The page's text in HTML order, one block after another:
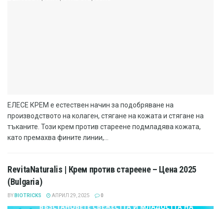
ЕЛЕСЕ КРЕМ е естествен начин за подобряване на
производството на колаген, стягане на кожата и стягане на
тъканите. Този крем против стареене подмладява кожата,
като премахва фините линии,...
RevitaNaturalis | Крем против стареене – Цена 2025
(Bulgaria)
BY BIOTRICKS АПРИЛ 29, 2025 0